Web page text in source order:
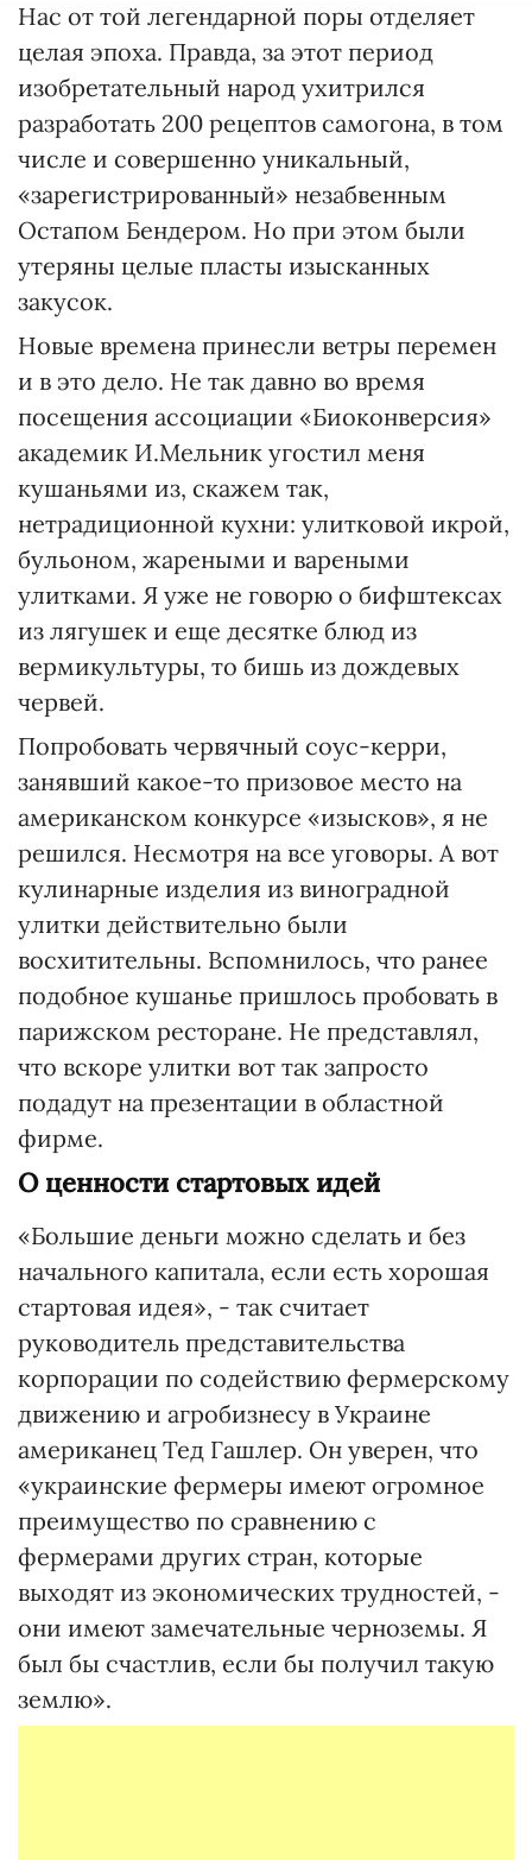
Нас от той легендарной поры отделяет
целая эпоха. Правда, за этот период
изобретательный народ ухитрился
разработать 200 рецептов самогона, в том
числе и совершенно уникальный,
«зарегистрированный» незабвенным
Остапом Бендером. Но при этом были
утеряны целые пласты изысканных
закусок.
Новые времена принесли ветры перемен
и в это дело. Не так давно во время
посещения ассоциации «Биоконверсия»
академик И.Мельник угостил меня
кушаньями из, скажем так,
нетрадиционной кухни: улитковой икрой,
бульоном, жареными и вареными
улитками. Я уже не говорю о бифштексах
из лягушек и еще десятке блюд из
вермикультуры, то бишь из дождевых
червей.
Попробовать червячный соус-керри,
занявший какое-то призовое место на
американском конкурсе «изысков», я не
решился. Несмотря на все уговоры. А вот
кулинарные изделия из виноградной
улитки действительно были
восхитительны. Вспомнилось, что ранее
подобное кушанье пришлось пробовать в
парижском ресторане. Не представлял,
что вскоре улитки вот так запросто
подадут на презентации в областной
фирме.
О ценности стартовых идей
«Большие деньги можно сделать и без
начального капитала, если есть хорошая
стартовая идея», - так считает
руководитель представительства
корпорации по содействию фермерскому
движению и агробизнесу в Украине
американец Тед Гашлер. Он уверен, что
«украинские фермеры имеют огромное
преимущество по сравнению с
фермерами других стран, которые
выходят из экономических трудностей, -
они имеют замечательные черноземы. Я
был бы счастлив, если бы получил такую
землю».